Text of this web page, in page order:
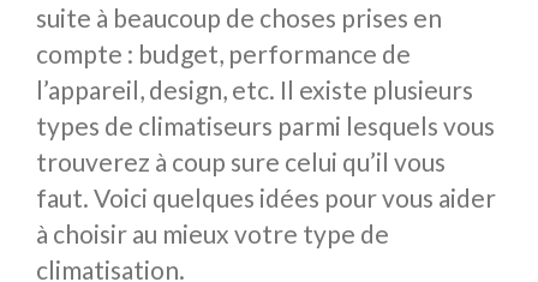
suite à beaucoup de choses prises en
compte : budget, performance de
l’appareil, design, etc. Il existe plusieurs
types de climatiseurs parmi lesquels vous
trouverez à coup sure celui qu’il vous
faut. Voici quelques idées pour vous aider
à choisir au mieux votre type de
climatisation.